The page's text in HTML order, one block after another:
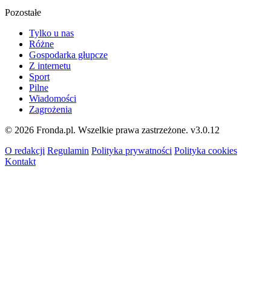
Pozostałe
Tylko u nas
Różne
Gospodarka głupcze
Z internetu
Sport
Pilne
Wiadomości
Zagrożenia
© 2026 Fronda.pl. Wszelkie prawa zastrzeżone. v3.0.12
O redakcji Regulamin Polityka prywatności Polityka cookies
Kontakt